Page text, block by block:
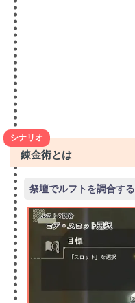
錬金術とは
シナリオ
祭壇でルフトを調合する